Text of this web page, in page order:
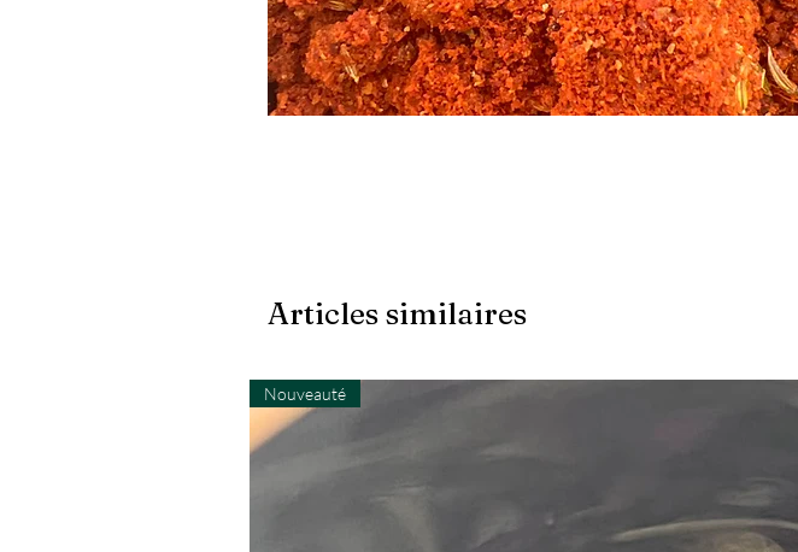
Articles similaires
Nouveauté